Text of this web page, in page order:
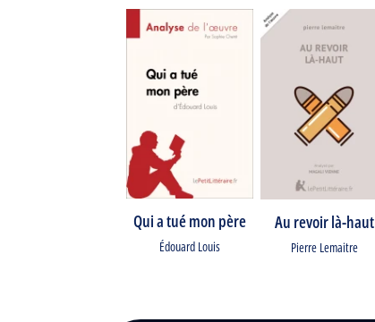
Qui a tué mon père
Édouard Louis
Au revoir là-haut
Pierre Lemaitre